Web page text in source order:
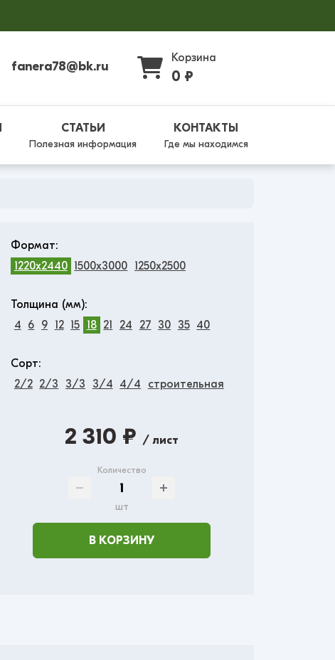
fanera78@bk.ru
Корзина
0 ₽
СТАТЬИ
Полезная информация
КОНТАКТЫ
Где мы находимся
Формат:
1220x2440 1500x3000 1250x2500
Толщина (мм):
4
6 9 12 15 18 21 24 27 30 35 40
Сорт:
2/2 2/3 3/3 3/4 4/4 строительная
2 310 ₽ / лист
Количество
шт
В КОРЗИНУ